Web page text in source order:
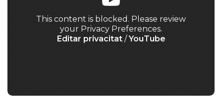
This content is blocked. Please review
your Privacy Preferences.
Editar privacitat/YouTube